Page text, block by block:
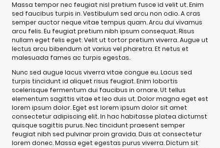
Massa tempor nec feugiat nisl pretium fusce id velit ut. Enim
sed faucibus turpis in. Vestibulum sed arcu non odio. A cras
semper auctor neque vitae tempus quam. Arcu dui vivamus
arcu felis. Eu feugiat pretium nibh ipsum consequat. Risus
nullam eget felis eget. Velit ut tortor pretium viverra. Augue ut
lectus arcu bibendum at varius vel pharetra. Et netus et
malesuada fames ac turpis egestas.
Nunc sed augue lacus viverra vitae congue eu. Lacus sed
turpis tincidunt id aliquet risus feugiat. Enim lobortis
scelerisque fermentum dui faucibus in ornare. Ut tellus
elementum sagittis vitae et leo duis ut. Dolor magna eget est
lorem ipsum dolor. Eget est lorem ipsum dolor sit amet
consectetur adipiscing elit. In hac habitasse platea dictumst
quisque sagittis purus. Nec tincidunt praesent semper
feugiat nibh sed pulvinar proin gravida. Duis at consectetur
lorem donec. Massa eget egestas purus viverra. Dictum sit